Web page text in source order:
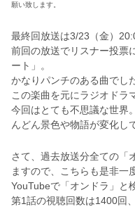
願い致します。
最終回放送は3/23 （金）
前回の放送でリスナー投票
ート」。
かなりパンチのある曲でし
この楽曲を元にラジオドラ
今回はとても不思議な世界
んどん景色や物語が変化し
さて、過去放送分全ての「
ますので、こちらも是非一
YouTubeで「オンドラ」と
第1話の視聴回数は1400回